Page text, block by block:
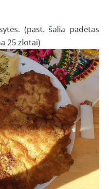
(past. šalia padėtas
25 zlotai)